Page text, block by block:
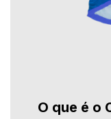
O que é o